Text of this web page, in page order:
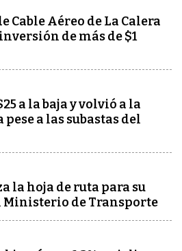
Cable Aéreo de La Calera
de más de $1
a la baja y volvió a la
a las subastas del
la hoja de ruta para su
Ministerio de Transporte